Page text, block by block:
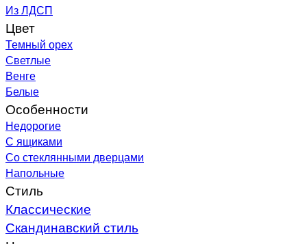
Из ЛДСП
Цвет
Темный орех
Светлые
Венге
Белые
Особенности
Недорогие
С ящиками
Со стеклянными дверцами
Напольные
Стиль
Классические
Скандинавский стиль